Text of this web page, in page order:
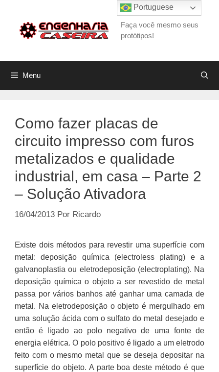
Faça você mesmo seus
protótipos!
Menu
Como fazer placas de
circuito impresso com furos
metalizados e qualidade
industrial, em casa – Parte 2
– Solução Ativadora
16/04/2013 Por Ricardo
Existe dois métodos para revestir uma superfície com
metal: deposição química (electroless plating) e a
galvanoplastia ou eletrodeposição (electroplating). Na
deposição química o objeto a ser revestido de metal
passa por vários banhos até ganhar uma camada de
metal. Na eletrodeposição o objeto é mergulhado em
uma solução ácida com o sulfato do metal desejado e
então é ligado ao polo negativo de uma fonte de
energia elétrica. O polo positivo é ligado a um eletrodo
feito com o mesmo metal que se deseja depositar na
superfície do objeto. A parte boa deste método é que
Portuguese